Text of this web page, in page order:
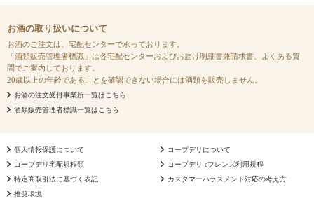
お酒の取り扱いについて
お酒のご注文は、宅配センターで承っております。
「酒類販売管理者標識」は各宅配センターおよびお届け明細書兼請求書、よくある質
問でご案内しております。
20歳以上の年齢であることを確認できない場合には酒類を販売しません。
お酒の注文受付事業所一覧はこちら
酒類販売管理者標識一覧はこちら
個人情報保護について
コープデリについて
コープデリ宅配規程類
コープデリ eフレンズ利用規程
特定商取引法に基づく表記
カスタマーハラスメント対応の考え方
推奨環境